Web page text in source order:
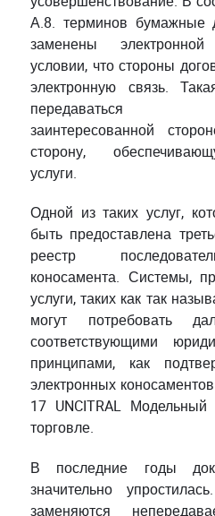
А.8. терминов бумажные
заменены
условии, что стороны
электронную связь.
передаваться
заинтересованной
сторону,
услуги.
Одной из таких услуг,
быть предоставлена
реестр
коносамента. Системы,
услуги, таких как так
могут потребовать
соответствующими
принципами, как
электронных
17 UNCITRAL Модельный
торговле.
В последние годы
значительно
заменяются